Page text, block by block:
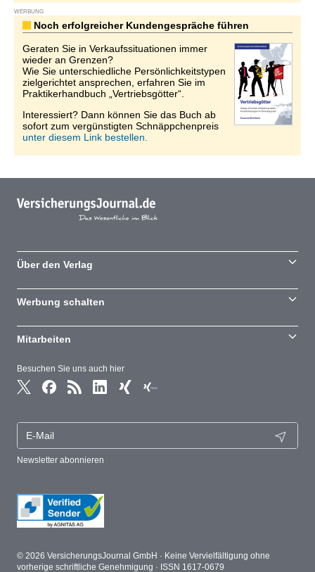
WERBUNG
Noch erfolgreicher Kundengespräche führen
Geraten Sie in Verkaufssituationen immer
wieder an Grenzen?
Wie Sie unterschiedliche Persönlichkeitstypen
zielgerichtet ansprechen, erfahren Sie im
Praktikerhandbuch „Vertriebsgötter“.
Interessiert? Dann können Sie das Buch ab
sofort zum vergünstigten Schnäppchenpreis
unter diesem Link bestellen.
Besuchen Sie uns auch hier
Newsletter abonnieren
Über den Verlag
Werbung schalten
Mitarbeiten
© 2026 VersicherungsJournal GmbH · Keine Vervielfältigung ohne
vorherige schriftliche Genehmigung · ISSN 1617-0679